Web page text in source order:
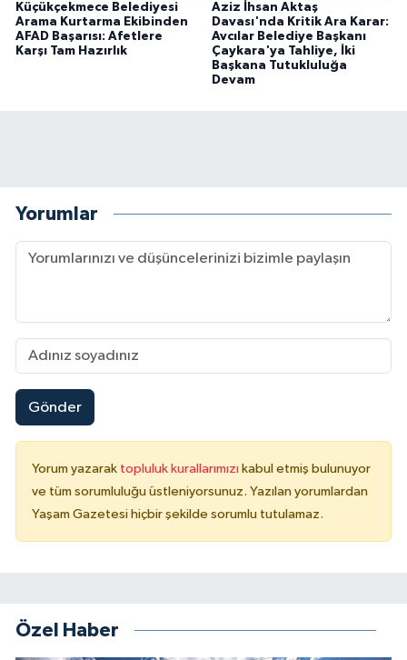
Küçükçekmece Belediyesi
Arama Kurtarma Ekibinden
AFAD Başarısı: Afetlere
Karşı Tam Hazırlık
Aziz İhsan Aktaş
Davası'nda Kritik Ara Karar:
Avcılar Belediye Başkanı
Çaykara'ya Tahliye, İki
Başkana Tutukluluğa
Devam
Yorumlar
Gönder
Yorum yazarak topluluk kurallarımızı kabul etmiş bulunuyor
ve tüm sorumluluğu üstleniyorsunuz. Yazılan yorumlardan
Yaşam Gazetesi hiçbir şekilde sorumlu tutulamaz.
Özel Haber